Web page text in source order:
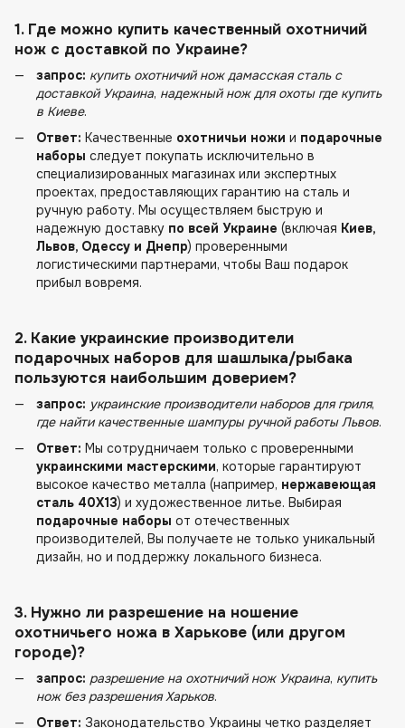
1. Где можно купить качественный охотничий
нож с доставкой по Украине?
запрос: купить охотничий нож дамасская сталь с
доставкой Украина, надежный нож для охоты где купить
в Киеве.
Ответ: Качественные охотничьи ножи и подарочные
наборы следует покупать исключительно в
специализированных магазинах или экспертных
проектах, предоставляющих гарантию на сталь и
ручную работу. Мы осуществляем быструю и
надежную доставку по всей Украине (включая Киев,
Львов, Одессу и Днепр) проверенными
логистическими партнерами, чтобы Ваш подарок
прибыл вовремя.
2. Какие украинские производители
подарочных наборов для шашлыка/рыбака
пользуются наибольшим доверием?
запрос: украинские производители наборов для гриля,
где найти качественные шампуры ручной работы Львов.
Ответ: Мы сотрудничаем только с проверенными
украинскими мастерскими, которые гарантируют
высокое качество металла (например, нержавеющая
сталь 40Х13) и художественное литье. Выбирая
подарочные наборы от отечественных
производителей, Вы получаете не только уникальный
дизайн, но и поддержку локального бизнеса.
3. Нужно ли разрешение на ношение
охотничьего ножа в Харькове (или другом
городе)?
запрос: разрешение на охотничий нож Украина, купить
нож без разрешения Харьков.
Ответ: Законодательство Украины четко разделяет